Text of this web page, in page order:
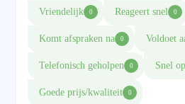
Vriendelijk 0 Reageert snel 0
Komt afspraken na 0 Voldoet
Telefonisch geholpen 0 Snel
Goede prijs/kwaliteit 0